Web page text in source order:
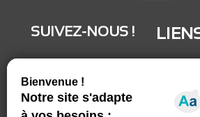
SUIVEZ-NOUS !
Vimeo
Facebook
Marchés
Espace